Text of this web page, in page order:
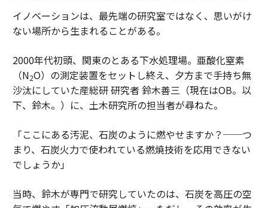
イノベーションは、最先端の研究室ではなく、思いがけ
ない場所から生まれることがある。
2000年代初頭、関東のとある下水処理場。亜酸化窒素
（N2O）の測定装置をセットし終え、夕方まで手持ち無
沙汰にしていた産総研 研究者 鈴木善三（現在はOB。以
下、鈴木。）に、土木研究所の担当者が尋ねた。
「ここにある汚泥、石炭のように燃やせますか？──つ
まり、石炭火力で使われている燃焼技術を応用できない
でしょうか」
当時、鈴木が専門で研究していたのは、石炭を高圧の空